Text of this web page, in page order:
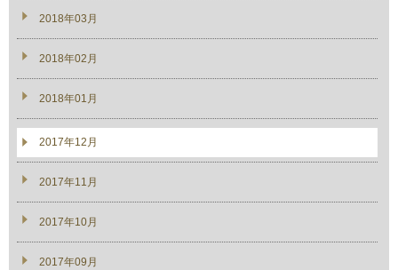
2018年03月
2018年02月
2018年01月
2017年12月
2017年11月
2017年10月
2017年09月